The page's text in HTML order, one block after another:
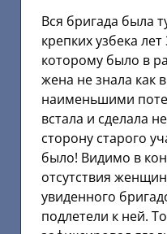
Вся бригада была
крепких узбека
которому было в
жена не знала как
наименьшими
встала и сделала
сторону старого
было! Видимо в
отсутствия
увиденного
подлетели к ней.